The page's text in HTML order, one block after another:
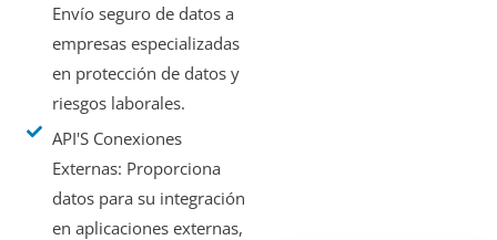
Envío seguro de datos a
empresas especializadas
en protección de datos y
riesgos laborales.
API'S Conexiones
Externas: Proporciona
datos para su integración
en aplicaciones externas,